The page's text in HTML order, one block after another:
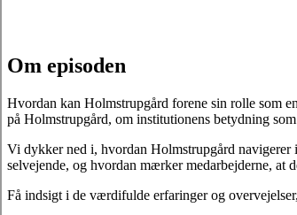
Om episoden
Hvordan kan Holmstrupgård forene sin rolle som
på Holmstrupgård, om institutionens betydning
Vi dykker ned i, hvordan Holmstrupgård navigerer
selvejende, og hvordan mærker medarbejderne, at
Få indsigt i de værdifulde erfaringer og